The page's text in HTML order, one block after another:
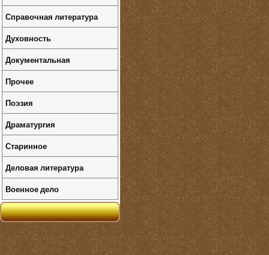
Справочная литература
Духовность
Документальная
Прочее
Поэзия
Драматургия
Старинное
Деловая литература
Военное дело